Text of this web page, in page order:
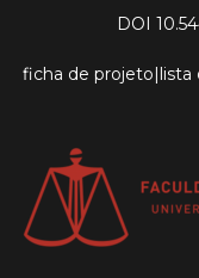
DOI
ficha de projeto|lista